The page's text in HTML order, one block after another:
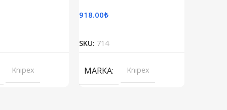
Knipex
918.00₺
SKU: 714
MARKA Knipex